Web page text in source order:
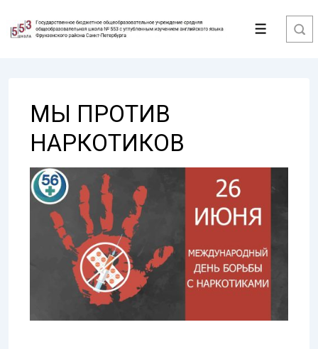
Перейти
Меню
МЫ ПРОТИВ
НАРКОТИКОВ